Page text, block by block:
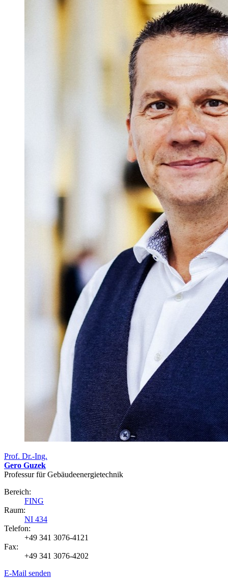
Prof. Dr.-Ing.
Gero Guzek
Professur für Gebäudeenergietechnik
Bereich:
FING
Raum:
NI 434
Telefon:
+49 341 3076-4121
Fax:
+49 341 3076-4202
E-Mail senden